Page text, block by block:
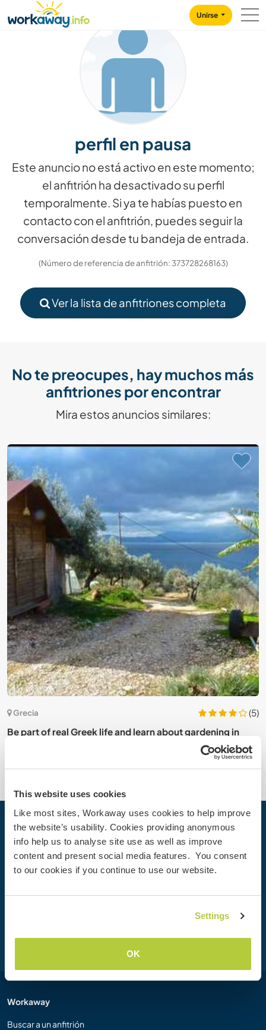
This website uses cookies
Like most sites, Workaway uses cookies to help improve
the website’s usability. Cookies providing anonymous
info help us to analyse site use as well as improve
content and present social media features. You consent
to our cookies if you continue to use our website.
Settings
OK
CONTENT
MAIN NAVIGATION
Unirse
perfil en pausa
Este anuncio no está activo en este momento;
el anfitrión ha desactivado su perfil
temporalmente. Si ya te habías puesto en
contacto con el anfitrión, puedes seguir la
conversación desde tu bandeja de entrada.
(Número de referencia de anfitrión: 373728268163)
Ver la lista de anfitriones completa
No te preocupes, hay muchos más
anfitriones por encontrar
Mira estos anuncios similares:
Grecia
(5)
Be part of real Greek life and learn about gardening in
Tu próxima aventura empieza hoy
Únete hoy mismo a la comunidad de Workaway para
desbloquear experiencias de viaje únicas, con más de 50
Workaway
Buscar a un anfitrión